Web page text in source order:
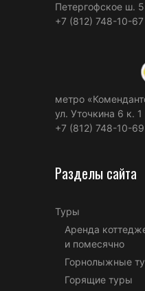
Петергофское ш.
+7 (812) 748-10-67
метро
ул. Уточкина 6 к. 1
+7 (812) 748-10-69
Разделы сайта
Туры
Аренда
и помесячно
Горнолыжные
Горящие туры